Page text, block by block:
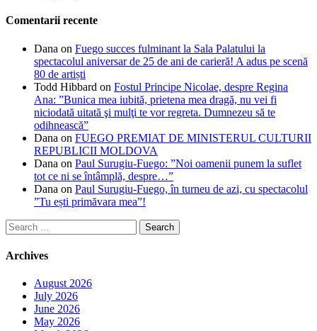
Comentarii recente
Dana on Fuego succes fulminant la Sala Palatului la
spectacolul aniversar de 25 de ani de carieră! A adus pe scenă
80 de artiști
Todd Hibbard on Fostul Principe Nicolae, despre Regina
Ana: ”Bunica mea iubită, prietena mea dragă, nu vei fi
niciodată uitată şi mulţi te vor regreta. Dumnezeu să te
odihnească”
Dana on FUEGO PREMIAT DE MINISTERUL CULTURII
REPUBLICII MOLDOVA
Dana on Paul Surugiu-Fuego: ”Noi oamenii punem la suflet
tot ce ni se întâmplă, despre…”
Dana on Paul Surugiu-Fuego, în turneu de azi, cu spectacolul
”Tu ești primăvara mea”!
Search
for:
Archives
August 2026
July 2026
June 2026
May 2026